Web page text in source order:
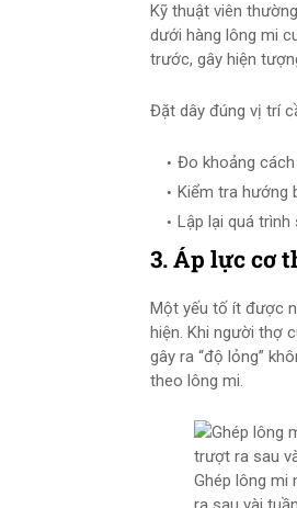
Kỹ thuật viên
dưới hàng lông mi
trước, gây hiện
Đặt dây đúng vị trí
Đo khoảng
Kiểm tra hướng
Lập lại quá
3. Áp lực cơ
Một yếu tố ít được
hiện. Khi người thợ
gây ra “độ lỏng”
theo lông mi.
Ghép lông mi